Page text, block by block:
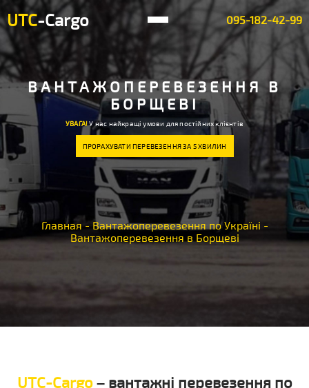
UTC-Cargo 095-182-42-99
ВАНТАЖОПЕРЕВЕЗЕННЯ В
БОРЩЕВІ
УВАГА!У нас найкращі умови для постійних клієнтів
ПРОРАХУВАТИ ПЕРЕВЕЗЕННЯ ЗА 5 ХВИЛИН
Главная - Вантажоперевезення по Україні -
Вантажоперевезення в Борщеві
UTC-Cargo– вантажні перевезення по